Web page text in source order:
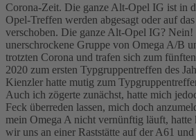
Corona-Zeit. Die ganze Alt-Opel IG ist in
Opel-Treffen werden abgesagt oder auf das
verschoben. Die ganze Alt-Opel IG?
unerschrockene Gruppe von Omega A/B
trotzten Corona und trafen sich zum
2020 zum ersten Typgruppentreffen des
Kienzler hatte mutig zum
Auch ich zögerte zunächst, hatte mich
Feck überreden lassen, mich doch
mein Omega A nicht vernünftig läuft, hatte
wir uns an einer Raststätte auf der A61